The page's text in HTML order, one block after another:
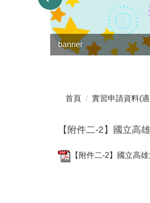
banner
首頁 實習申請資料(
【附件二-2】國立高
【附件二-2】國立高